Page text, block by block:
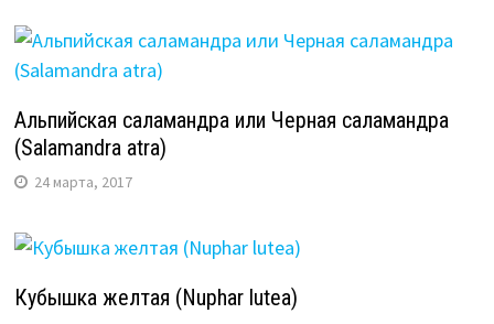
Альпийская саламандра или Черная саламандра
(Salamandra atra)
24 марта, 2017
Кубышка желтая (Nuphar lutea)